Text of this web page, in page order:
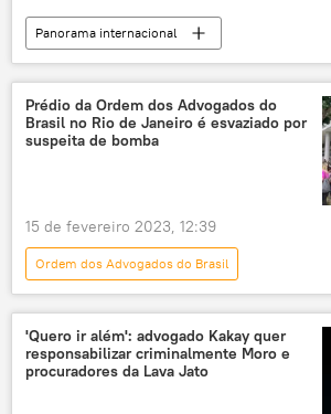
Panorama internacional
Oriente Médio e África
Arábia Saudita
Irã
BRICS
Rússia
Economia
Brasil
dólar
geopolítica mundial
exclusiva
Mundioka
Prédio da Ordem dos Advogados do
Brasil no Rio de Janeiro é esvaziado por
suspeita de bomba
15 de fevereiro 2023, 12:39
Ordem dos Advogados do Brasil
Notícias do Brasil
OAB
OABRJ
Brasil
Rio de Janeiro
América do Sul
América Latina
'Quero ir além': advogado Kakay quer
responsabilizar criminalmente Moro e
procuradores da Lava Jato